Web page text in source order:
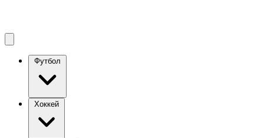
Футбол
Хоккей